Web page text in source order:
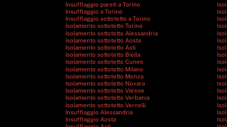
Insufflaggio pareti a Torino
Insufflaggio a Torino
Insufflaggio sottotetto a Torino
Isolamento sottotetto Torino
Isolamento sottotetto Alessandria
Isolamento sottotetto Aosta
Isolamento sottotetto Asti
Isolamento sottotetto Biella
Isolamento sottotetto Cuneo
Isolamento sottotetto Milano
Isolamento sottotetto Monza
Isolamento sottotetto Novara
Isolamento sottotetto Varese
Isolamento sottotetto Verbania
Isolamento sottotetto Vercelli
Insufflaggio Alessandria
Insufflaggio Aosta